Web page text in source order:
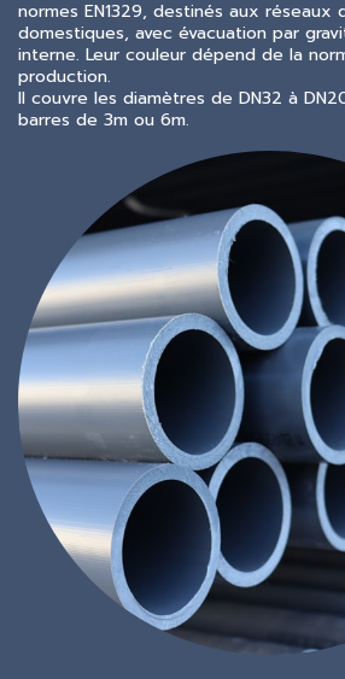
normes EN1329, destinés aux réseaux
domestiques, avec évacuation par
interne. Leur couleur dépend de la
production.
Il couvre les diamètres de DN32 à
barres de 3m ou 6m.